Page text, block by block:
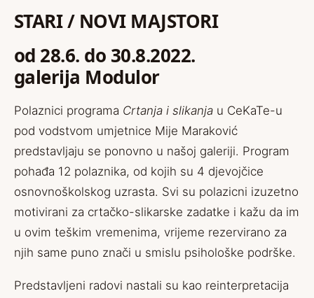
STARI / NOVI MAJSTORI
od 28.6. do 30.8.2022.
galerija Modulor
Polaznici programa Crtanja i slikanja u CeKaTe-u
pod vodstvom umjetnice Mije Maraković
predstavljaju se ponovno u našoj galeriji. Program
pohađa 12 polaznika, od kojih su 4 djevojčice
osnovnoškolskog uzrasta. Svi su polazicni izuzetno
motivirani za crtačko-slikarske zadatke i kažu da im
u ovim teškim vremenima, vrijeme rezervirano za
njih same puno znači u smislu psihološke podrške.
Predstavljeni radovi nastali su kao reinterpretacija